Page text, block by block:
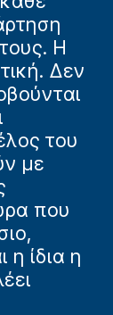
Η
Δεν
του
με
που
η ίδια η